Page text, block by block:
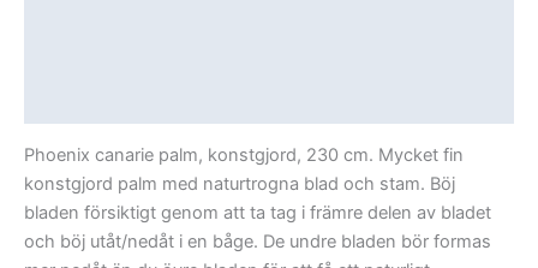
Phoenix canarie palm, konstgjord, 230 cm. Mycket fin
konstgjord palm med naturtrogna blad och stam. Böj
bladen försiktigt genom att ta tag i främre delen av bladet
och böj utåt/nedåt i en båge. De undre bladen bör formas